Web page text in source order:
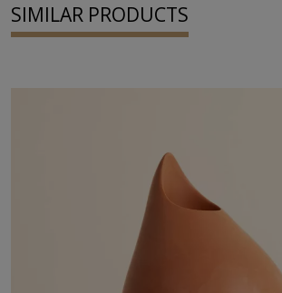
SIMILAR PRODUCTS